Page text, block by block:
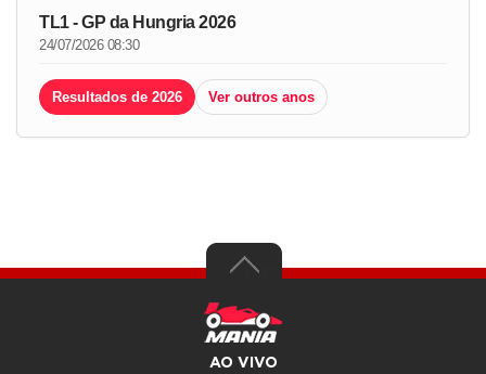
TL1 - GP da Hungria 2026
24/07/2026 08:30
Resultados de 2026 Ver outros anos
AO VIVO